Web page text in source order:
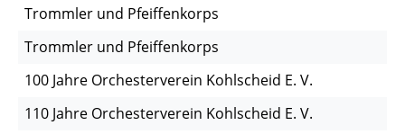
Trommler und Pfeiffenkorps
Trommler und Pfeiffenkorps
100 Jahre Orchesterverein Kohlscheid E. V.
110 Jahre Orchesterverein Kohlscheid E. V.